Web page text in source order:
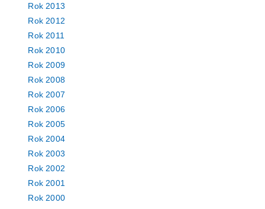
Rok 2013
Rok 2012
Rok 2011
Rok 2010
Rok 2009
Rok 2008
Rok 2007
Rok 2006
Rok 2005
Rok 2004
Rok 2003
Rok 2002
Rok 2001
Rok 2000